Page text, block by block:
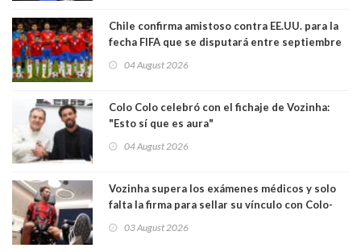
Chile confirma amistoso contra EE.UU. para la
fecha FIFA que se disputará entre septiembre
04 August 2026
Colo Colo celebró con el fichaje de Vozinha:
"Esto sí que es aura"
04 August 2026
Vozinha supera los exámenes médicos y solo
falta la firma para sellar su vínculo con Colo-
03 August 2026